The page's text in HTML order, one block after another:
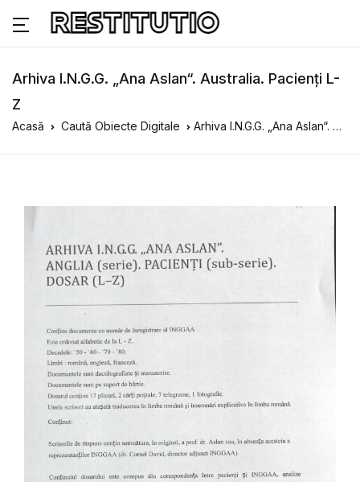
Arhiva I.N.G.G. „Ana Aslan“. Australia. Pacienți L-
Z
Acasă Caută Obiecte Digitale Arhiva I.N.G.G. „Ana Aslan“. Australia. Pacienți L-Z